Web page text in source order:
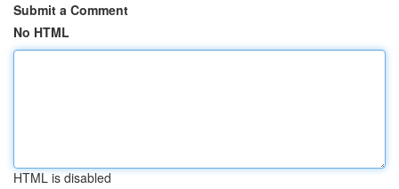
Submit a Comment
No HTML
HTML is disabled